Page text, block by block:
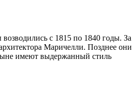
с 1815 по 1840 годы. За
Маричелли. Позднее они
имеют выдержанный стиль